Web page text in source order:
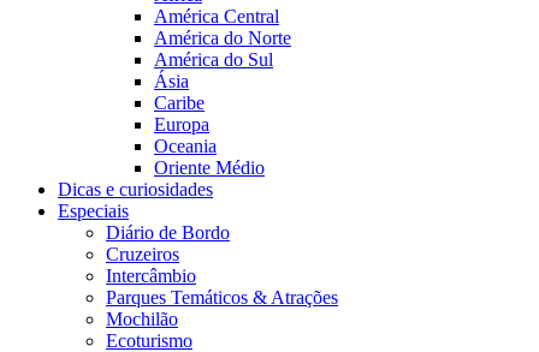
América Central
América do Norte
América do Sul
Ásia
Caribe
Europa
Oceania
Oriente Médio
Dicas e curiosidades
Especiais
Diário de Bordo
Cruzeiros
Intercâmbio
Parques Temáticos & Atrações
Mochilão
Ecoturismo